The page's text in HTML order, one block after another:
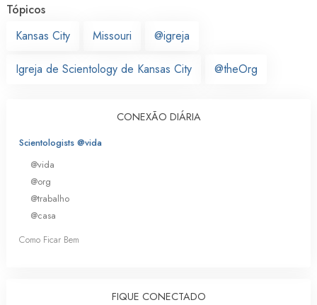
Tópicos
Kansas City
Missouri @igreja
Igreja de Scientology de Kansas City @theOrg
CONEXÃO DIÁRIA
Scientologists @vida
@vida
@org
@trabalho
@casa
Como Ficar Bem
FIQUE CONECTADO